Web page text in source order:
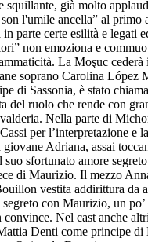
squillante, già molto
l'umile ancella” al primo
parte certe esilità e legati
non emoziona e
La Moşuc
soprano Carolina López
di Sassonia, è stato
del ruolo che rende con
Nella parte di
per l’interpretazione e
Adriana, assai
suo sfortunato amore
di Maurizio. Il mezzo
vestita addirittura da
segreto con Maurizio, un
convince. Nel cast anche
Denti come principe